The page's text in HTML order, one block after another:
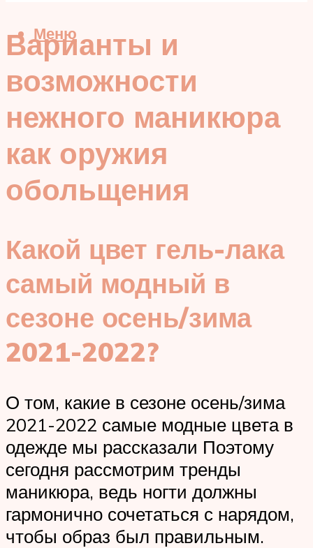
Меню
Варианты и
возможности
нежного маникюра
как оружия
обольщения
Какой цвет гель-лака
самый модный в
сезоне осень/зима
2021-2022?
О том, какие в сезоне осень/зима
2021-2022 самые модные цвета в
одежде мы рассказали Поэтому
сегодня рассмотрим тренды
маникюра, ведь ногти должны
гармонично сочетаться с нарядом,
чтобы образ был правильным.